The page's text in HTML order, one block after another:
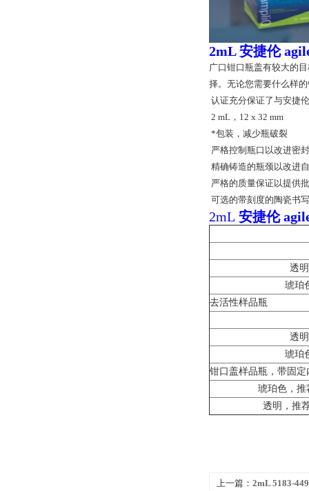
2mL安捷伦
广口钳口瓶盖有较大的
择。无论您需要什么样
认证充分保证了与安捷
2 mL，12 x 32 mm
*包装，减少瓶破裂
严格控制瓶口以改进密
精确铸造的瓶颈以改进
严格的质量保证以提供
可选的带刻度的陶瓷书
2mL 安捷伦
透
琥珀
去活性样品瓶
透
琥珀
钳口盖样品瓶，带固定
琥珀色，推
透明，推
上一篇： 2mL 5183-